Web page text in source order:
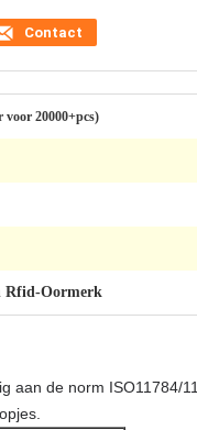
Contact
voor 20000+pcs)
Rfid-Oormerk
aan de norm ISO11784/